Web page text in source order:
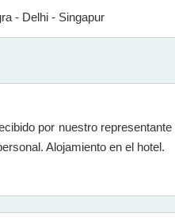
- Delhi - Singapur
por nuestro
Alojamiento en el hotel.